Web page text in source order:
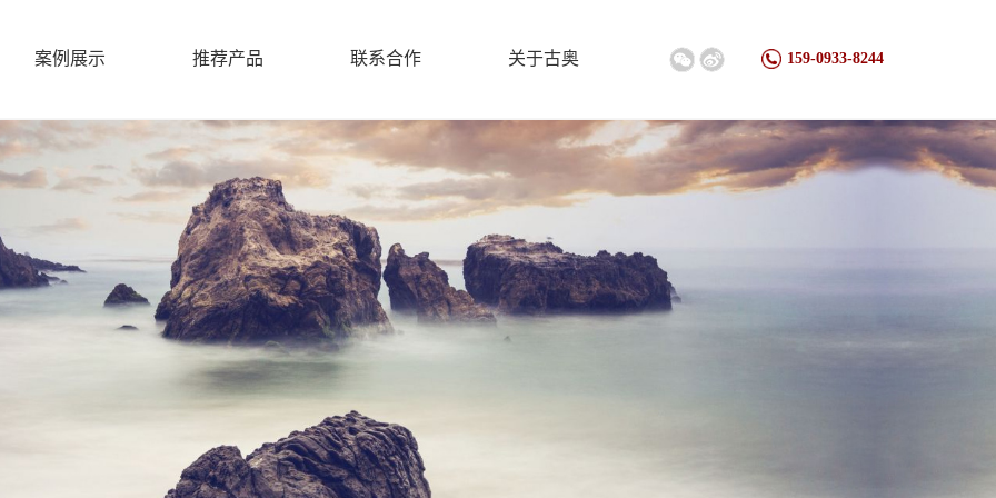
案例展示 推荐产品 联系合作 关于古奥 159-0933-8244